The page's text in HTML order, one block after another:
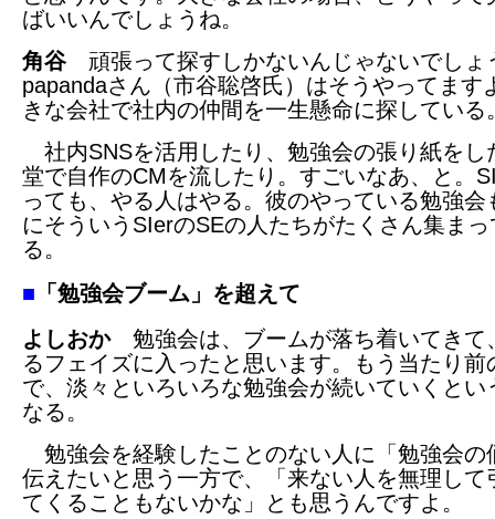
ばいいんでしょうね。
角谷頑張って探すしかないんじゃないでしょ
papandaさん（市谷聡啓氏）はそうやってます
きな会社で社内の仲間を一生懸命に探している
社内SNSを活用したり、勉強会の張り紙をし
堂で自作のCMを流したり。すごいなあ、と。
っても、やる人はやる。彼のやっている勉強会
にそういうSIerのSEの人たちがたくさん集まっ
る。
■ 「勉強会ブーム」を超えて
よしおか勉強会は、ブームが落ち着いてきて
るフェイズに入ったと思います。もう当たり前
で、淡々といろいろな勉強会が続いていくとい
なる。
勉強会を経験したことのない人に「勉強会の
伝えたいと思う一方で、「来ない人を無理して
てくることもないかな」とも思うんですよ。